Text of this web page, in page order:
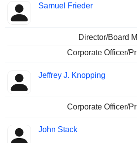
Samuel Frieder
Director/Board
Corporate Officer/
Jeffrey J. Knopping
Corporate Officer/
John Stack